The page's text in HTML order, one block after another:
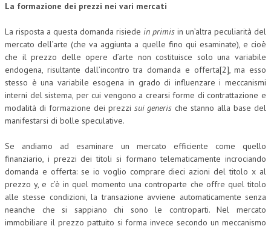
HUMAN RESOURCES
RISORSE UMANE
MARKETING
TREASURY IN FINANCIAL SERVICES
RISK MANAGEMENT
SVILUPPO SOSTENIBILE
PERSONA E CITTÀ
L’UMANISTA
DIRITTO
La formazione dei prezzi nei vari mercati
La risposta a questa domanda risiede in primis in un’altra peculiarità del
mercato dell’arte (che va aggiunta a quelle fino qui esaminate), e cioè
che il prezzo delle opere d’arte non costituisce solo una variabile
endogena, risultante dall’incontro tra domanda e offerta[2], ma esso
stesso è una variabile esogena in grado di influenzare i meccanismi
interni del sistema, per cui vengono a crearsi forme di contrattazione e
modalità di formazione dei prezzi sui generis che stanno alla base del
manifestarsi di bolle speculative.
Se andiamo ad esaminare un mercato efficiente come quello
finanziario, i prezzi dei titoli si formano telematicamente incrociando
domanda e offerta: se io voglio comprare dieci azioni del titolo x al
prezzo y, e c’è in quel momento una controparte che offre quel titolo
alle stesse condizioni, la transazione avviene automaticamente senza
neanche che si sappiano chi sono le controparti. Nel mercato
immobiliare il prezzo pattuito si forma invece secondo un meccanismo